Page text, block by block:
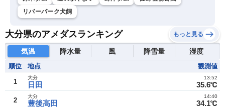
リバーパーク犬飼
大分県のアメダスランキング もっと見る
気温 降水量 風 降雪量 湿度
順位 地点 観測値
1 日田
大分
35.6℃
13:52
2 豊後高田
大分
34.1℃
14:40